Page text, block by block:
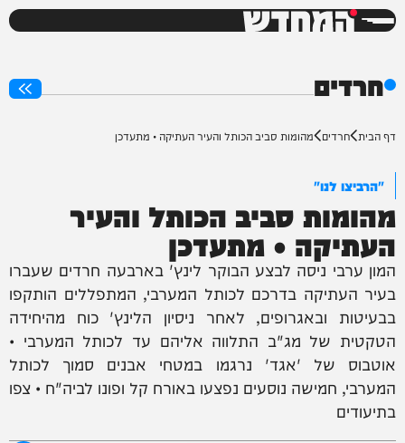
המחדש
חרדים
דף הבית חרדים מהומות סביב הכותל והעיר העתיקה • מתעדכן
"הרביצו לנו"
מהומות סביב הכותל והעיר
העתיקה • מתעדכן
המון ערבי ניסה לבצע הבוקר לינץ' בארבעה חרדים שעברו
בעיר העתיקה בדרכם לכותל המערבי, המתפללים הותקפו
בבעיטות ובאגרופים, לאחר ניסיון הלינץ' כוח מהיחידה
הטקטית של מג"ב התלווה אליהם עד לכותל המערבי •
אוטבוס של 'אגד' נרגמו במטחי אבנים סמוך לכותל
המערבי, חמישה נוסעים נפצעו באורח קל ופונו לביה"ח • צפו
בתיעודים